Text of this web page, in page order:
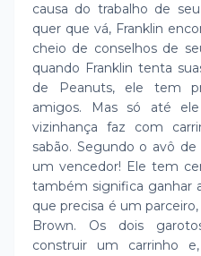
causa do trabalho de
quer que vá, Franklin
cheio de conselhos de
quando Franklin tenta
de Peanuts, ele tem
amigos. Mas só até
vizinhança faz com
sabão. Segundo o avô
um vencedor! Ele tem
também significa ganhar
que precisa é um
Brown. Os dois
construir um carrinho